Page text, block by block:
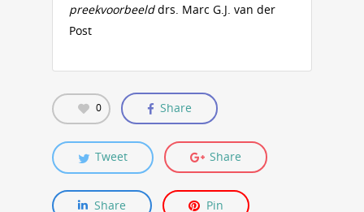
preekvoorbeelddrs. Marc G.J. van der
Post
0 Share
Tweet Share
Share Pin